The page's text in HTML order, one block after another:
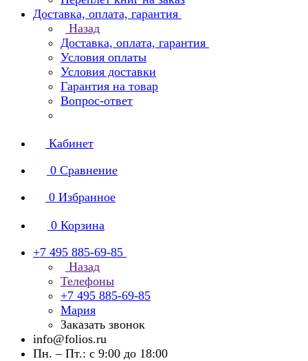
Доставка, оплата, гарантия
Назад
Доставка, оплата, гарантия
Условия оплаты
Условия доставки
Гарантия на товар
Вопрос-ответ
Кабинет
0 Сравнение
0 Избранное
0 Корзина
+7 495 885-69-85
Назад
Телефоны
+7 495 885-69-85
Мария
Заказать звонок
info@folios.ru
Пн. – Пт.: с 9:00 до 18:00